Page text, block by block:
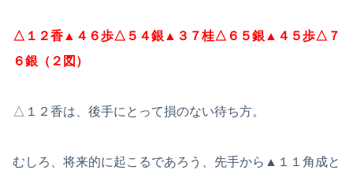
△１２香▲４６歩△５４銀▲３７桂△６５銀▲４５歩△７
６銀（２図）
△１２香は、後手にとって損のない待ち方。
むしろ、将来的に起こるであろう、先手から▲１１角成と